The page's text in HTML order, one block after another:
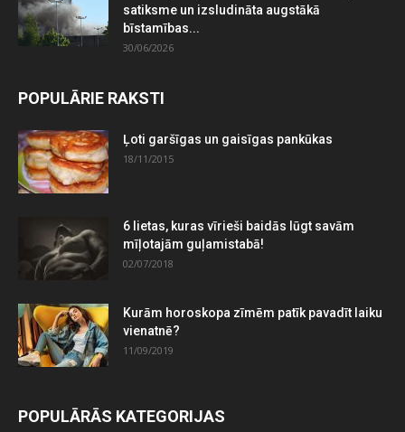
satiksme un izsludināta augstākā
bīstamības...
30/06/2026
POPULĀRIE RAKSTI
Ļoti garšīgas un gaisīgas pankūkas
18/11/2015
6 lietas, kuras vīrieši baidās lūgt savām
mīļotajām guļamistabā!
02/07/2018
Kurām horoskopa zīmēm patīk pavadīt laiku
vienatnē?
11/09/2019
POPULĀRĀS KATEGORIJAS